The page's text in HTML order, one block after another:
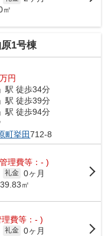
㎡
1号棟
万円
」駅 徒歩34分
」駅 徒歩39分
」駅 徒歩94分
町挙田712-8
理費等：- )
礼金 0ヶ月
㎡
理費等：- )
礼金 0ヶ月